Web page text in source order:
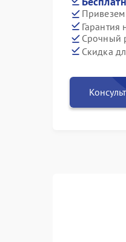
Привезем
Гарантия
Срочный
Скидка